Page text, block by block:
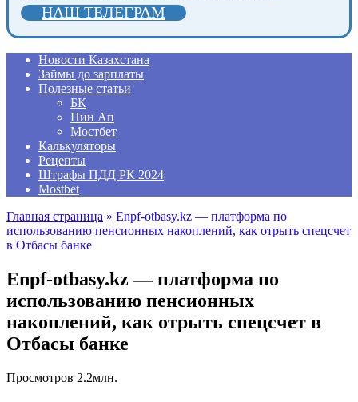
НАШ ТЕЛЕГРАМ
Новости Казахстана
Займы до зарплаты
Полезные статьи
БК
Пин Ап
Мостбет
Калькуляторы
Рецепты
Штрафы ПДД РК 2024
Mostbet
Главная страница » Enpf-otbasy.kz — платформа по
использованию пенсионных накоплений, как отрыть спецсчет
в Отбасы банке
Enpf-otbasy.kz — платформа по
использованию пенсионных
накоплений, как отрыть спецсчет в
Отбасы банке
Просмотров 2.2млн.